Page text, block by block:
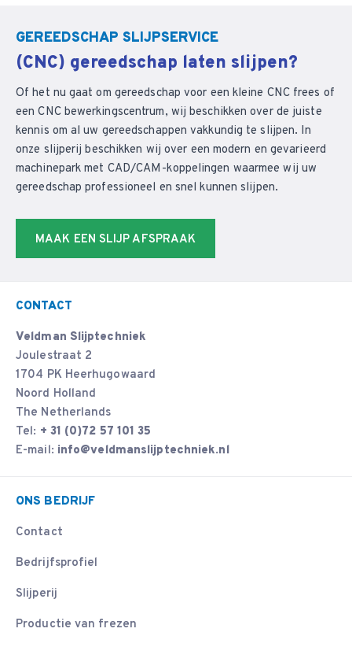
GEREEDSCHAP SLIJPSERVICE
(CNC) gereedschap laten slijpen?
Of het nu gaat om gereedschap voor een kleine CNC frees of
een CNC bewerkingscentrum, wij beschikken over de juiste
kennis om al uw gereedschappen vakkundig te slijpen. In
onze slijperij beschikken wij over een modern en gevarieerd
machinepark met CAD/CAM-koppelingen waarmee wij uw
gereedschap professioneel en snel kunnen slijpen.
MAAK EEN SLIJP AFSPRAAK
CONTACT
Veldman Slijptechniek
Joulestraat 2
1704 PK Heerhugowaard
Noord Holland
The Netherlands
Tel: + 31 (0)72 57 101 35
E-mail: info@veldmanslijptechniek.nl
ONS BEDRIJF
Contact
Bedrijfsprofiel
Slijperij
Productie van frezen